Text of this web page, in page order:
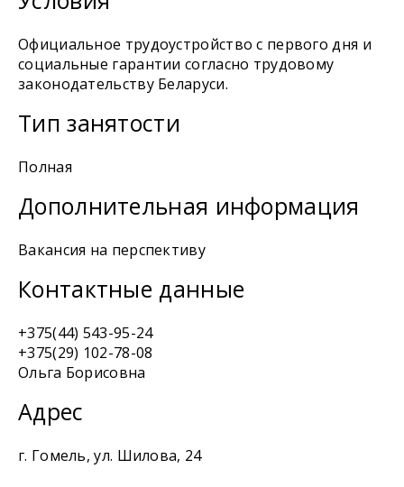
Официальное трудоустройство с первого дня и
социальные гарантии согласно трудовому
законодательству Беларуси.
Тип занятости
Полная
Дополнительная информация
Вакансия на перспективу
Контактные данные
+375(44) 543-95-24
+375(29) 102-78-08
Ольга Борисовна
Адрес
г. Гомель, ул. Шилова, 24